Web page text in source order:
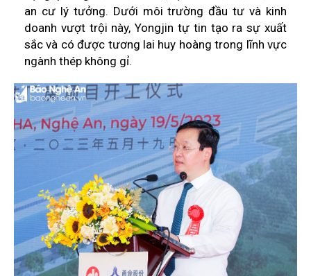
an cư lý tưởng. Dưới môi trường đầu tư và kinh
doanh vượt trội này, Yongjin tự tin tạo ra sự xuất
sắc và có được tương lai huy hoàng trong lĩnh vực
ngành thép không gỉ.